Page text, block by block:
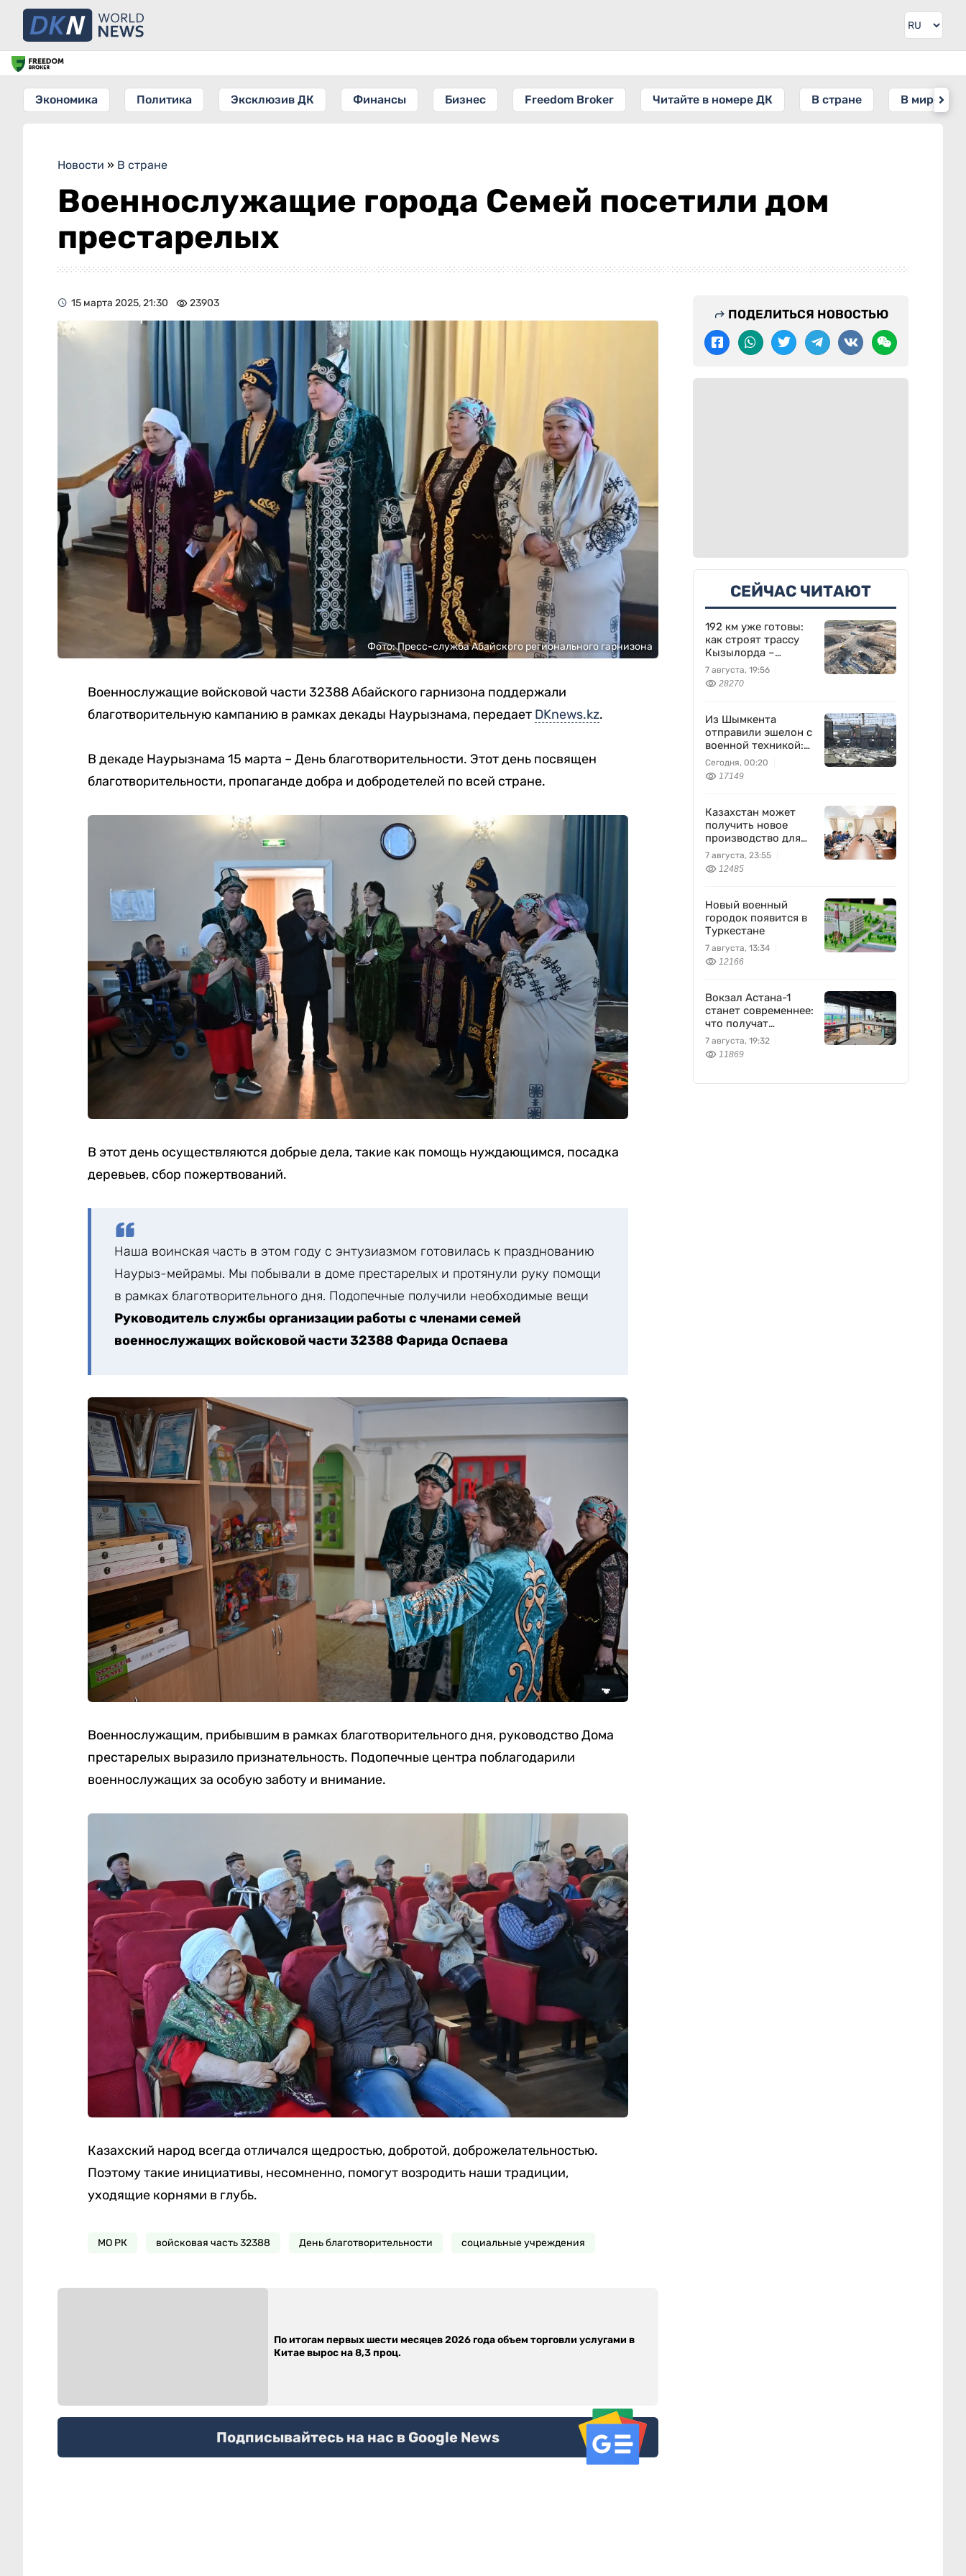
Экономика Политика Эксклюзив ДК Финансы Бизнес Freedom Broker Читайте в номере ДК В стране В мире
Новости » В стране
Военнослужащие города Семей посетили дом
престарелых
15 марта 2025, 21:30 23903
Фото: Пресс-служба Абайского регионального гарнизона
Военнослужащие войсковой части 32388 Абайского гарнизона поддержали
благотворительную кампанию в рамках декады Наурызнама, передает DKnews.kz.
В декаде Наурызнама 15 марта – День благотворительности. Этот день посвящен
благотворительности, пропаганде добра и добродетелей по всей стране.
В этот день осуществляются добрые дела, такие как помощь нуждающимся, посадка
деревьев, сбор пожертвований.
Наша воинская часть в этом году с энтузиазмом готовилась к празднованию
Наурыз-мейрамы. Мы побывали в доме престарелых и протянули руку помощи
в рамках благотворительного дня. Подопечные получили необходимые вещи
Руководитель службы организации работы с членами семей
военнослужащих войсковой части 32388 Фарида Оспаева
Военнослужащим, прибывшим в рамках благотворительного дня, руководство Дома
престарелых выразило признательность. Подопечные центра поблагодарили
военнослужащих за особую заботу и внимание.
Казахский народ всегда отличался щедростью, добротой, доброжелательностью.
Поэтому такие инициативы, несомненно, помогут возродить наши традиции,
уходящие корнями в глубь.
МО РК войсковая часть 32388 День благотворительности социальные учреждения
По итогам первых шести месяцев 2026 года объем торговли услугами в
Подписывайтесь на нас в Google News
ПОДЕЛИТЬСЯ НОВОСТЬЮ
СЕЙЧАС ЧИТАЮТ
192 км уже готовы:
как строят трассу
Кызылорда –
Жезказган
7 августа, 19:56
28270
Из Шымкента
отправили эшелон с
военной техникой:
что известно
Сегодня, 00:20
17149
Казахстан может
получить новое
производство для
химпрома и
энергетики
7 августа, 23:55
12485
Новый военный
городок появится в
Туркестане
7 августа, 13:34
12166
Вокзал Астана-1
станет современнее:
что получат
пассажиры
7 августа, 19:32
11869